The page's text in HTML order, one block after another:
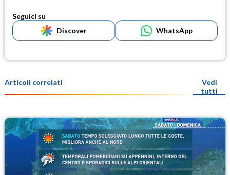
Seguici su
Discover
WhatsApp
Articoli correlati
Vedi
tutti